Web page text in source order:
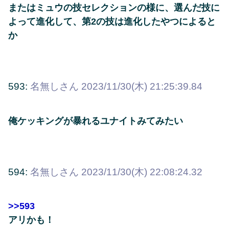
またはミュウの技セレクションの様に、選んだ技に
よって進化して、第2の技は進化したやつによると
か
593: 名無しさん 2023/11/30(木) 21:25:39.84
俺ケッキングが暴れるユナイトみてみたい
594: 名無しさん 2023/11/30(木) 22:08:24.32
>>593
アリかも！